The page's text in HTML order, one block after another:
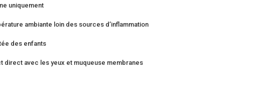
uniquement
ambiante loin des sources d’inflammation
des enfants
direct avec les yeux et muqueuse membranes